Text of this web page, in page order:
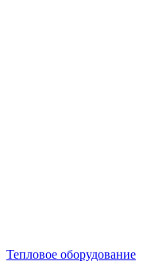
Тепловое оборудование